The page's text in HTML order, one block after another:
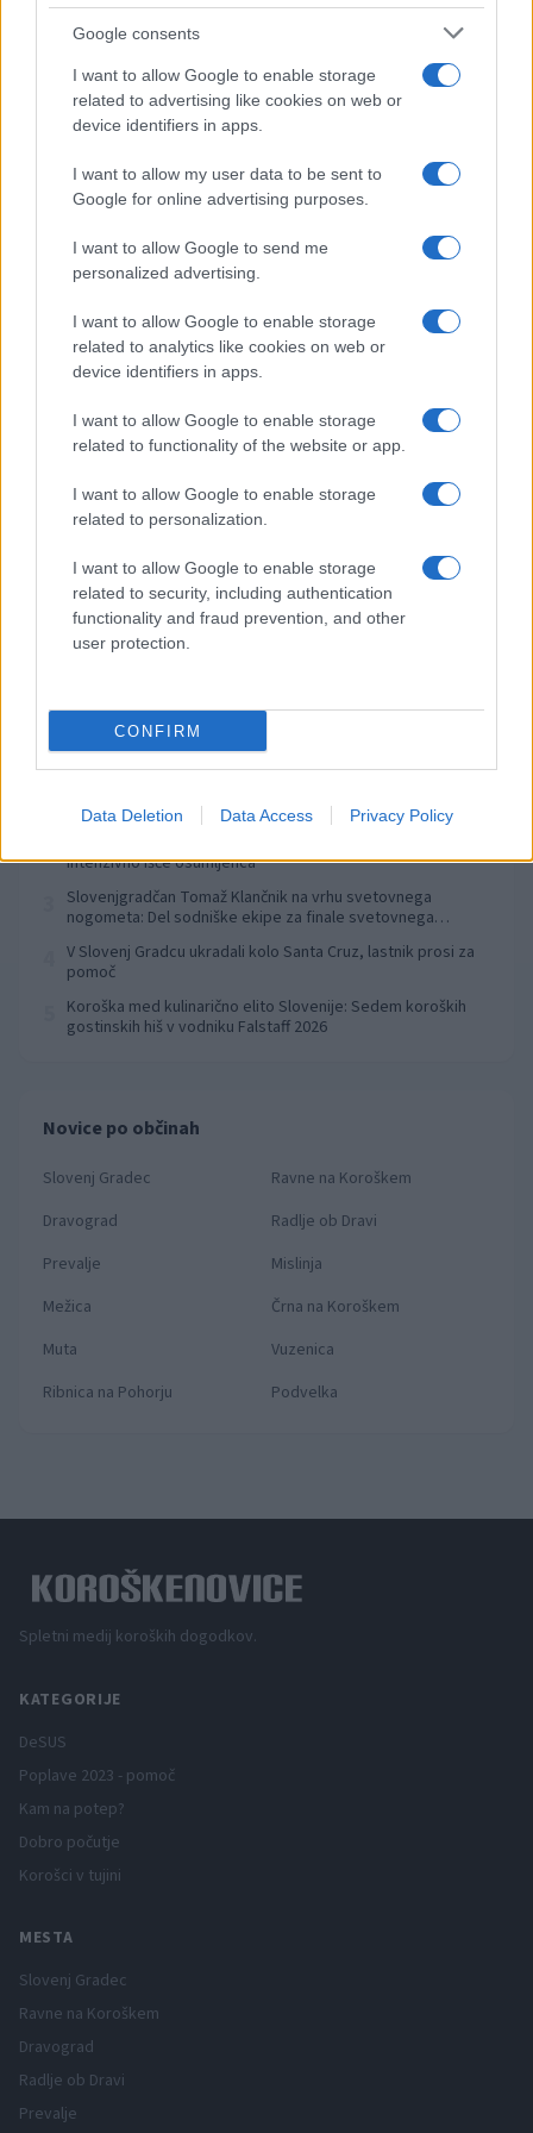
Google consents
I want to allow Google to enable storage
related to advertising like cookies on web or
device identifiers in apps.
I want to allow my user data to be sent to
Google for online advertising purposes.
I want to allow Google to send me
personalized advertising.
I want to allow Google to enable storage
related to analytics like cookies on web or
device identifiers in apps.
I want to allow Google to enable storage
related to functionality of the website or app.
I want to allow Google to enable storage
related to personalization.
I want to allow Google to enable storage
related to security, including authentication
functionality and fraud prevention, and other
user protection.
CONFIRM
Data Deletion Data Access Privacy Policy
truplo 24-letnega Slovenca poškodoval voznik e-skiroja
Na bencinskem servisu v
Dravogradu zagorel točilni
avtomat, požar pogasili
Motorist v Radljah ob Dravi trčil
v ulično svetilko in se hudo
poškodoval
Obvestila
Izklop elektrike: 426. Nadzorništvo Vuzenica - Območje Sv.
Anton na Pohorju
Vuhred
pred 8 urami
Izklop elektrike: 429. Nadzorništvo Ravne - Območje Prevalje
Prisoje
pred 8 urami
Izklop elektrike: 424. Nadzorništvo Vuzenica - Območje Orlice
Izklop elektrike: 421. Nadzorništvo Ravne - Območje Podkraj
pred 8 urami
Preberite tudi
pristanku
intenzivno išče osumljenca
Slovenjgradčan Tomaž Klančnik na vrhu svetovnega
nogometa: Del sodniške ekipe za finale svetovnega
V Slovenj Gradcu ukradali kolo Santa Cruz, lastnik prosi za
pomoč
Koroška med kulinarično elito Slovenije: Sedem koroških
gostinskih hiš v vodniku Falstaff 2026
Novice po občinah
Slovenj Gradec
Ravne na Koroškem
Dravograd
Radlje ob Dravi
Prevalje
Mislinja
Mežica
Črna na Koroškem
Muta
Vuzenica
Ribnica na Pohorju
Podvelka
Spletni medij koroških dogodkov.
KATEGORIJE
DeSUS
Poplave 2023 - pomoč
Kam na potep?
Dobro počutje
Korošci v tujini
MESTA
Slovenj Gradec
Ravne na Koroškem
Dravograd
Radlje ob Dravi
Prevalje